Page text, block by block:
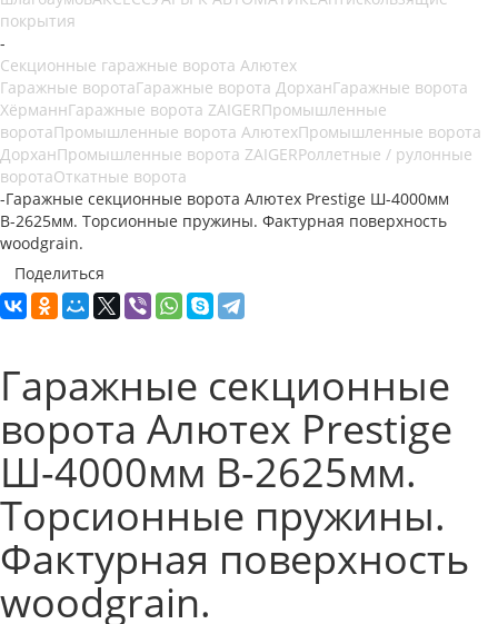
покрытия
-
Секционные гаражные ворота Алютех
Гаражные воротаГаражные ворота ДорханГаражные ворота
ХёрманнГаражные ворота ZAIGERПромышленные
воротаПромышленные ворота АлютехПромышленные ворота
ДорханПромышленные ворота ZAIGERРоллетные / рулонные
воротаОткатные ворота
-Гаражные секционные ворота Алютех Prestige Ш-4000мм
В-2625мм. Торсионные пружины. Фактурная поверхность
woodgrain.
Поделиться
Гаражные секционные
ворота Алютех Prestige
Ш-4000мм В-2625мм.
Торсионные пружины.
Фактурная поверхность
woodgrain.